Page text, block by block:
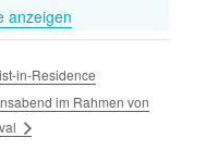
anzeigen
in-Residence
im Rahmen von